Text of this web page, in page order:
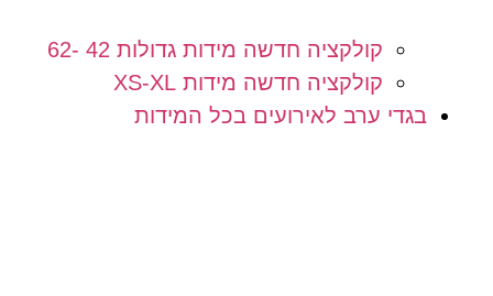
קולקציה חדשה מידות גדולות 42 -62
קולקציה חדשה מידות XS-XL
בגדי ערב לאירועים בכל המידות